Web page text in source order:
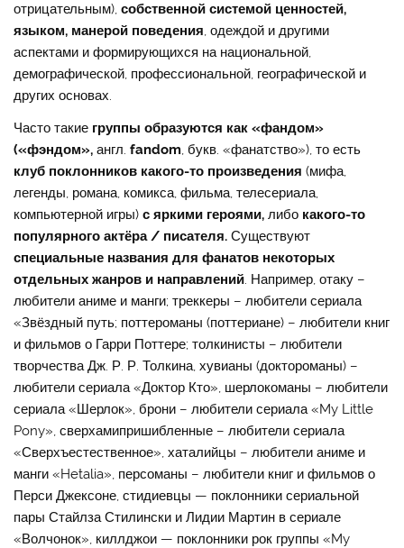
отрицательным),собственной системой ценностей,
языком, манерой поведения, одеждой и другими
аспектами и формирующихся на национальной,
демографической, профессиональной, географической и
других основах.
Часто такие группы образуются как «фандом»
(«фэндом», англ.fandom, букв. «фанатство»), то есть
клуб поклонников какого-то произведения (мифа,
легенды, романа, комикса, фильма, телесериала,
компьютерной игры)с яркими героями,либо какого-то
популярного актёра / писателя. Существуют
специальные названия для фанатов некоторых
отдельных жанров и направлений. Например, отаку –
любители аниме и манги; треккеры – любители сериала
«Звёздный путь; поттероманы (поттериане) – любители книг
и фильмов о Гарри Поттере; толкинисты – любители
творчества Дж. Р. Р. Толкина, хувианы (доктороманы) –
любители сериала «Доктор Кто», шерлокоманы – любители
сериала «Шерлок», брони – любители сериала «My Little
Pony», сверхамипришибленные – любители сериала
«Сверхъестественное», хаталийцы – любители аниме и
манги «Hetalia», персоманы – любители книг и фильмов о
Перси Джексоне, стидиевцы — поклонники сериальной
пары Стайлза Стилински и Лидии Мартин в сериале
«Волчонок», киллджои — поклонники рок группы «My